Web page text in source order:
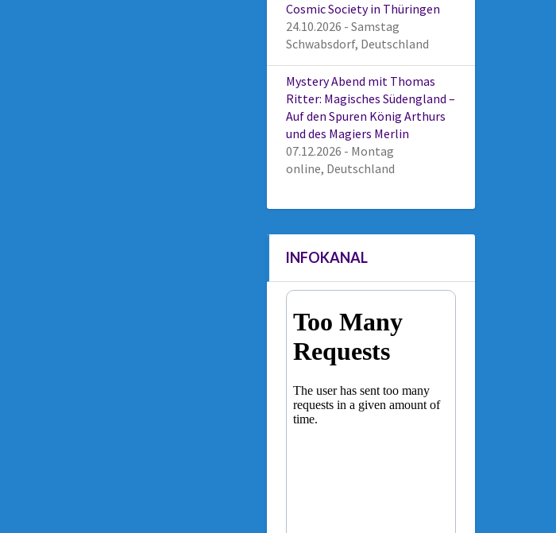
Cosmic Society in Thüringen
24.10.2026 - Samstag
Schwabsdorf, Deutschland
Mystery Abend mit Thomas
Ritter: Magisches Südengland –
Auf den Spuren König Arthurs
und des Magiers Merlin
07.12.2026 - Montag
online, Deutschland
INFOKANAL